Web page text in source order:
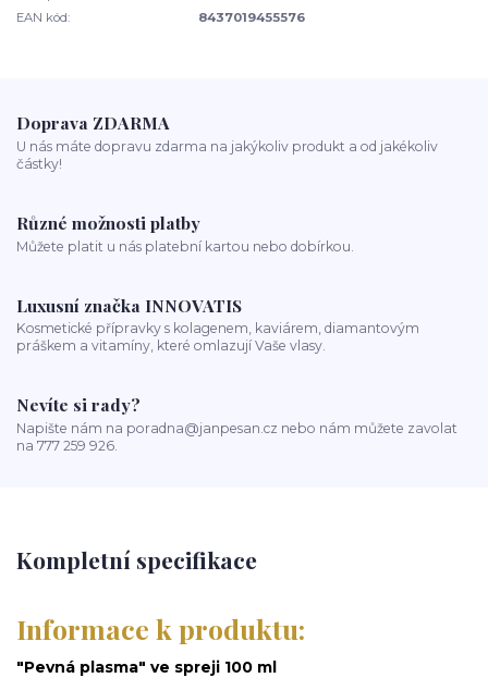
EAN kód:
8437019455576
Doprava ZDARMA
U nás máte dopravu zdarma na jakýkoliv produkt a od jakékoliv
částky!
Různé možnosti platby
Můžete platit u nás platební kartou nebo dobírkou.
Luxusní značka INNOVATIS
Kosmetické přípravky s kolagenem, kaviárem, diamantovým
práškem a vitamíny, které omlazují Vaše vlasy.
Nevíte si rady?
Napište nám na poradna@janpesan.cz nebo nám můžete zavolat
na 777 259 926.
Kompletní specifikace
Informace k produktu:
"Pevná plasma" ve spreji 100 ml